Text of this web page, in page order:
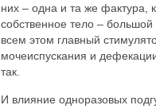
них – одна и та же
собственное тело –
всем этом главный
мочеиспускания и
так.
И влияние одноразовых